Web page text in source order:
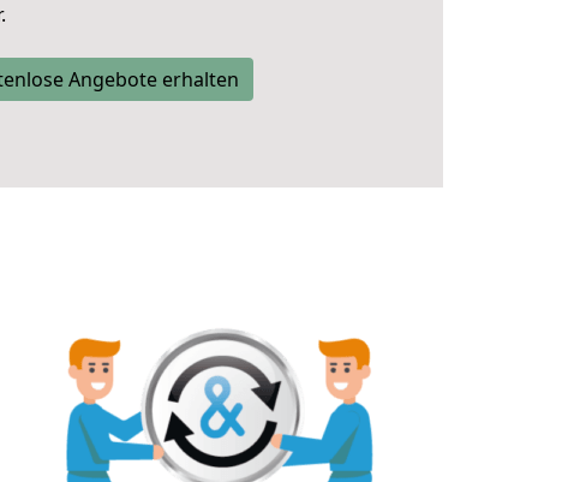
Angebote erhalten